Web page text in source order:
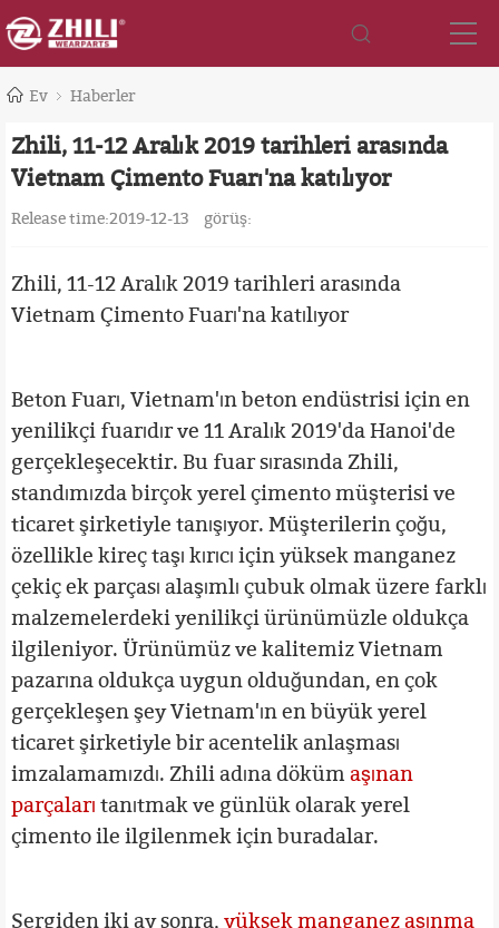
Ev Haberler
Zhili, 11-12 Aralık 2019 tarihleri ​​arasında
Vietnam Çimento Fuarı'na katılıyor
Release time:2019-12-13 görüş:
Zhili, 11-12 Aralık 2019 tarihleri arasında
Vietnam Çimento Fuarı'na katılıyor
Beton Fuarı, Vietnam'ın beton endüstrisi için en
yenilikçi fuarıdır ve 11 Aralık 2019'da Hanoi'de
gerçekleşecektir. Bu fuar sırasında Zhili,
standımızda birçok yerel çimento müşterisi ve
ticaret şirketiyle tanışıyor. Müşterilerin çoğu,
özellikle kireç taşı kırıcı için yüksek manganez
çekiç ek parçası alaşımlı çubuk olmak üzere farklı
malzemelerdeki yenilikçi ürünümüzle oldukça
ilgileniyor. Ürünümüz ve kalitemiz Vietnam
pazarına oldukça uygun olduğundan, en çok
gerçekleşen şey Vietnam'ın en büyük yerel
ticaret şirketiyle bir acentelik anlaşması
imzalamamızdı. Zhili adına döküm aşınan
parçaları tanıtmak ve günlük olarak yerel
çimento ile ilgilenmek için buradalar.
Sergiden iki ay sonra, yüksek manganez aşınma